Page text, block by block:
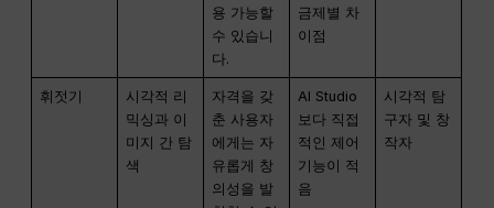
용 가능할
수 있습니
다.
금제별 차
이점
휘젓기
시각적 리
믹싱과 이
미지 간 탐
색
자격을 갖
춘 사용자
에게는 자
유롭게 창
의성을 발
AI Studio
보다 직접
적인 제어
기능이 적
음
시각적 탐
구자 및 창
작자